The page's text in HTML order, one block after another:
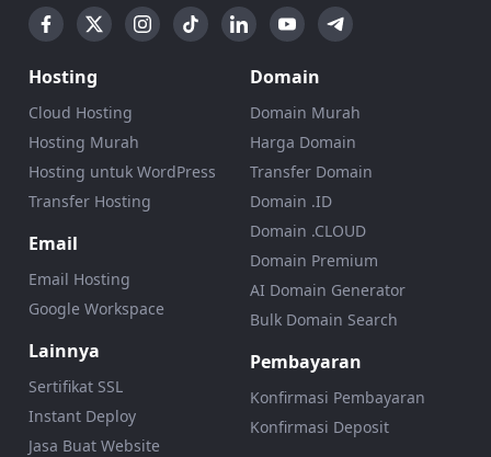
Hosting
Cloud Hosting
Hosting Murah
Hosting untuk WordPress
Transfer Hosting
Email
Email Hosting
Google Workspace
Lainnya
Sertifikat SSL
Instant Deploy
Jasa Buat Website
Domain
Domain Murah
Harga Domain
Transfer Domain
Domain .ID
Domain .CLOUD
Domain Premium
AI Domain Generator
Bulk Domain Search
Pembayaran
Konfirmasi Pembayaran
Konfirmasi Deposit